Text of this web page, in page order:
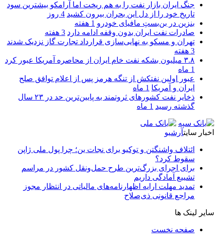
جنگ ایران بازار نفت را به هم ریخت اما آرامکو بیشترین سود
تاریخ خود را از دل این بحران بیرون کشید 4 روز
بنزین در بن‌بستِ مافیای خودرو 1 هفته
صادرات نفت ایران بدون وقفه ادامه دارد 3 هفته
تهران و مسکو به نهایی‌سازی قرارداد تجارت گاز نزدیک شدند
3 هفته
۳.۸ میلیون بشکه نفت خام ایران از محاصره آمریکا عبور کرد
1 ماه
عبور اولین نفتکش از تنگه هرمز پس از اعلام توافق صلح
ایران و آمریکا 1 ماه
ذخایر نفت کشورهای ثروتمند به پایین‌ترین حد در ۲۳ سال
گذشته رسید 1 ماه
اخبار سایتآرشیو
ائتلاف واشنگتن و توکیو برای نجات ین؛ چرا پول ملی ژاپن
سقوط کرد؟
برای اجرای بزرگ‌ترین طرح حمل‌ونقل کشور در مراسم
تشییع آمادگی داریم
تمدید مهلت ارایه اظهارنامه‌های مالیاتی در انتظار مجوز
مراجع قانونی ذی‌‏صلاح
سایر لینک ها
صفحه نخست